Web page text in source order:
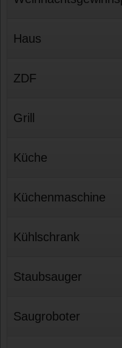
Haus
ZDF
Grill
Küche
Küchenmaschine
Kühlschrank
Staubsauger
Saugroboter